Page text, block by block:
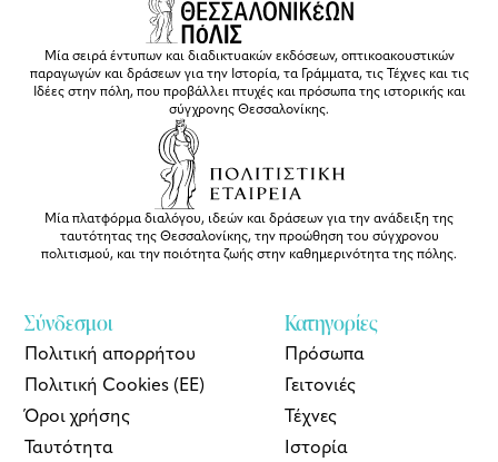
Μία σειρά έντυπων και διαδικτυακών εκδόσεων, οπτικοακουστικών
παραγωγών και δράσεων για την Ιστορία, τα Γράμματα, τις Τέχνες και τις
Ιδέες στην πόλη, που προβάλλει πτυχές και πρόσωπα της ιστορικής και
σύγχρονης Θεσσαλονίκης.
Μία πλατφόρμα διαλόγου, ιδεών και δράσεων για την ανάδειξη της
ταυτότητας της Θεσσαλονίκης, την προώθηση του σύγχρονου
πολιτισμού, και την ποιότητα ζωής στην καθημερινότητα της πόλης.
Σύνδεσμοι
Πολιτική απορρήτου
Πολιτική Cookies (ΕΕ)
Όροι χρήσης
Ταυτότητα
Κατηγορίες
Πρόσωπα
Γειτονιές
Τέχνες
Ιστορία